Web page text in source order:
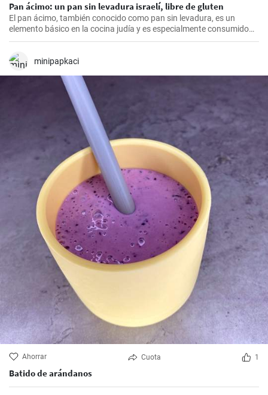
Pan ácimo: un pan sin levadura israelí, libre de gluten
El pan ácimo, también conocido como pan sin levadura, es un
elemento básico en la cocina judía y es especialmente consumido
durante Pesaj. En esta receta, te mostraré cómo hacer tu propio
minipapkaci
Ahorrar Cuota 1
Batido de arándanos